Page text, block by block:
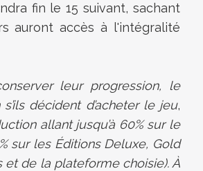
fin le 15 suivant, sachant
auront accès à l'intégralité
leur progression, le
décident d’acheter le jeu,
allant jusqu’à 60% sur le
sur les Éditions Deluxe, Gold
de la plateforme choisie). À